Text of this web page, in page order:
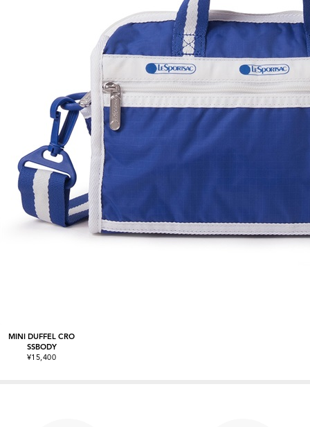
MINI DUFFEL CRO
SSBODY
¥15,400